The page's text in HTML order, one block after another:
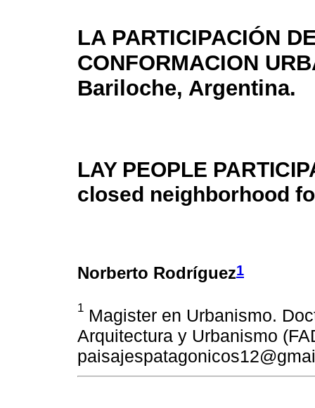
LA PARTICIPACIÓN
CONFORMACION
Bariloche, Argentina.
LAY PEOPLE
closed neighborhood
Norberto Rodríguez1
1 Magister en Urbanismo.
Arquitectura y Urbanismo